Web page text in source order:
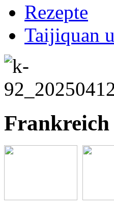
Rezepte
Taijiquan
Frankreich